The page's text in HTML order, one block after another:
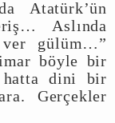
Atatürk’ün
Aslında
gülüm…”
böyle bir
hatta dini bir
Gerçekler